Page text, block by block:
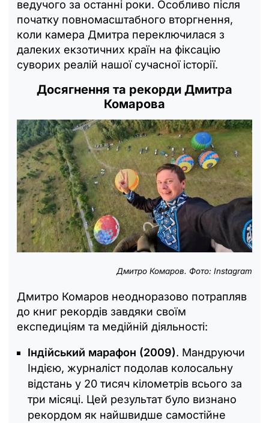
ведучого за останні роки. Особливо після
початку повномасштабного вторгнення,
коли камера Дмитра переключилася з
далеких екзотичних країн на фіксацію
суворих реалій нашої сучасної історії.
Досягнення та рекорди Дмитра
Комарова
Дмитро Комаров. Фото: Instagram
Дмитро Комаров неодноразово потрапляв
до книг рекордів завдяки своїм
експедиціям та медійній діяльності:
Індійський марафон (2009). Мандруючи
Індією, журналіст подолав колосальну
відстань у 20 тисяч кілометрів всього за
три місяці. Цей результат було визнано
рекордом як найшвидше самостійне